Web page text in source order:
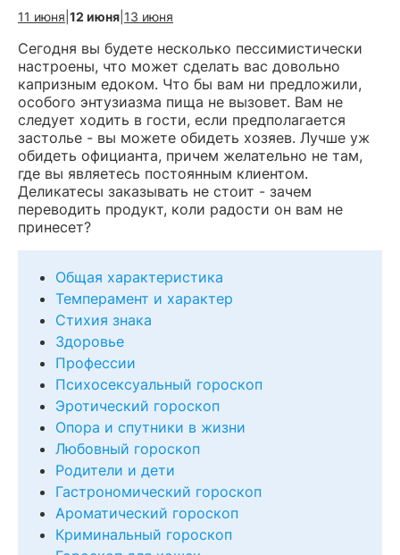
11 июня 12 июня 13 июня
Сегодня вы будете несколько пессимистически
настроены, что может сделать вас довольно
капризным едоком. Что бы вам ни предложили,
особого энтузиазма пища не вызовет. Вам не
следует ходить в гости, если предполагается
застолье - вы можете обидеть хозяев. Лучше уж
обидеть официанта, причем желательно не там,
где вы являетесь постоянным клиентом.
Деликатесы заказывать не стоит - зачем
переводить продукт, коли радости он вам не
принесет?
Общая характеристика
Темперамент и характер
Стихия знака
Здоровье
Профессии
Психосексуальный гороскоп
Эротический гороскоп
Опора и спутники в жизни
Любовный гороскоп
Родители и дети
Гастрономический гороскоп
Ароматический гороскоп
Криминальный гороскоп